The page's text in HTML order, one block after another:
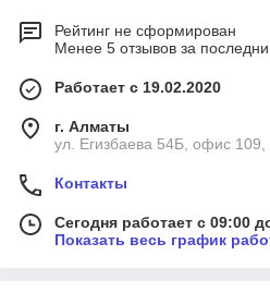
Рейтинг не сформирован
Менее 5 отзывов за
Работает с 19.02.2020
г. Алматы
ул. Егизбаева 54Б, офис
Контакты
Сегодня работает с 09:00
Показать весь график